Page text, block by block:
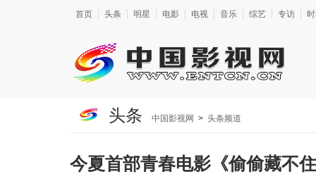
首页 头条 明星 电影 电视 音乐 综艺 专访
头条 中国影视网 > 头条频道
今夏首部青春电影《偷偷藏不